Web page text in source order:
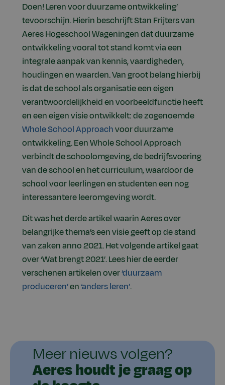
Doen! Leren voor duurzame ontwikkeling’
tevoorschijn. Hierin beschrijft Stan Frijters van
Aeres Hogeschool Wageningen dat duurzame
ontwikkeling vooral tot stand komt via een
integrale aanpak van kennis, vaardigheden,
houdingen en waarden. Van groot belang hierbij
is dat de school als organisatie een eigen
verantwoordelijkheid en voorbeeldfunctie heeft
en een eigen visie ontwikkelt: de zogenoemde
Whole School Approachvoor duurzame
ontwikkeling. Een Whole School Approach
verbindt de schoolomgeving, de bedrijfsvoering
van de school en het curriculum, waardoor de
school voor leerlingen en studenten een nog
interessantere leeromgeving wordt.
Dit was het derde artikel waarin Aeres over
belangrijke thema’s een visie geeft op de stand
van zaken anno 2021. Het volgende artikel gaat
over ‘Wat brengt 2021’. Lees hier de eerder
verschenen artikelen over‘duurzaam
produceren’en‘anders leren’.
Meer nieuws volgen?
Aeres houdt je graag op